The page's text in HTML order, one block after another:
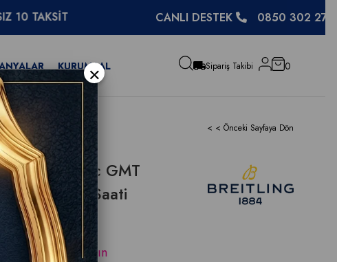
CANLI DESTEK 0850 302 27 48
KURUMSAL Sipariş Takibi 0
< < Önceki Sayfaya Dön
Automatic GMT
Erkek Kol Saati
için
tıklayın
×